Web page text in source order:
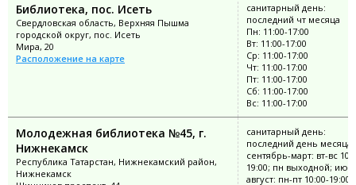
Библиотека, пос. Исеть
Свердловская область, Верхняя Пышма
городской округ, пос. Исеть
Мира, 20
Расположение на карте
санитарный день:
последний чт месяца
Пн: 11:00-17:00
Вт: 11:00-17:00
Ср: 11:00-17:00
Чт: 11:00-17:00
Пт: 11:00-17:00
Сб: 11:00-17:00
Вс: 11:00-17:00
Молодежная библиотека №45, г.
Нижнекамск
Республика Татарстан, Нижнекамский район,
Нижнекамск
санитарный день:
последний день месяца;
сентябрь-март: вт-вс
19:00; пн выходной;
август: пн-пт 10:00-19:00;